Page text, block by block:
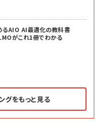
るAIO AI最適化の教科書
がこれ1冊でわかる
をもっと見る